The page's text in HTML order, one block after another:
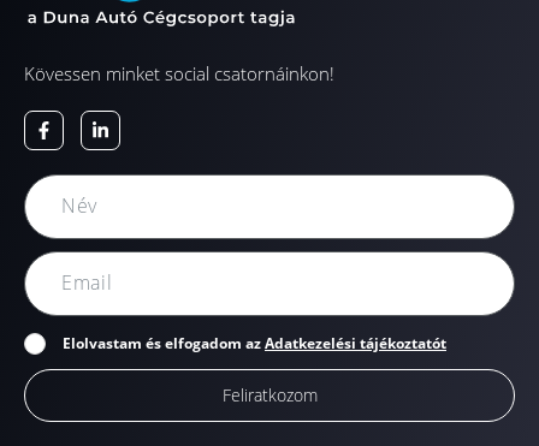
Kövessen minket social csatornáinkon!
Elolvastam és elfogadom azAdatkezelési tájékoztatót
Feliratkozom